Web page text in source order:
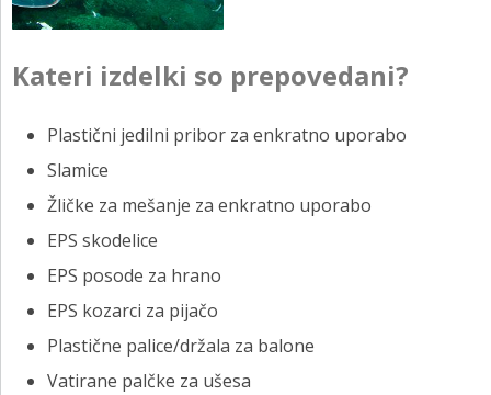
Kateri izdelki so prepovedani?
Plastični jedilni pribor za enkratno uporabo
Slamice
Žličke za mešanje za enkratno uporabo
EPS skodelice
EPS posode za hrano
EPS kozarci za pijačo
Plastične palice/držala za balone
Vatirane palčke za ušesa